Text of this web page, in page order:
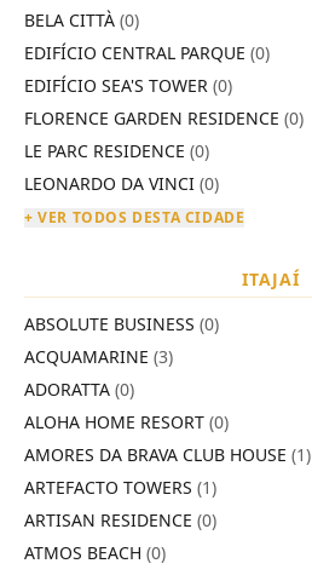
BELA CITTÀ (0)
EDIFÍCIO CENTRAL PARQUE (0)
EDIFÍCIO SEA'S TOWER (0)
FLORENCE GARDEN RESIDENCE (0)
LE PARC RESIDENCE (0)
LEONARDO DA VINCI (0)
+ VER TODOS DESTA CIDADE
ITAJAÍ
ABSOLUTE BUSINESS (0)
ACQUAMARINE (3)
ADORATTA (0)
ALOHA HOME RESORT (0)
AMORES DA BRAVA CLUB HOUSE (1)
ARTEFACTO TOWERS (1)
ARTISAN RESIDENCE (0)
ATMOS BEACH (0)